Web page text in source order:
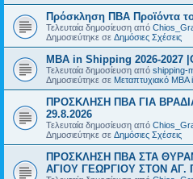
Πρόσκληση ΠΒΑ Προϊόντα
Τελευταία δημοσίευση από
Δημοσιεύτηκε σε Δημόσιες Σχέσεις
MBA in Shipping 2026-2027
Τελευταία δημοσίευση από shipping-
Δημοσιεύτηκε σε Μεταπτυχιακό MBA
ΠΡΟΣΚΛΗΣΗ ΠΒΑ ΓΙΑ
29.8.2026
Τελευταία δημοσίευση από
Δημοσιεύτηκε σε Δημόσιες Σχέσεις
ΠΡΟΣΚΛΗΣΗ ΠΒΑ ΣΤΑ
ΑΓΙΟΥ ΓΕΩΡΓΙΟΥ ΣΤΟΝ ΑΓ.